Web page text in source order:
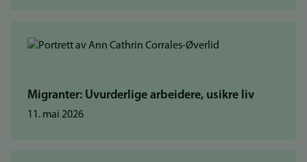
Migranter: Uvurderlige arbeidere, usikre liv
11. mai 2026